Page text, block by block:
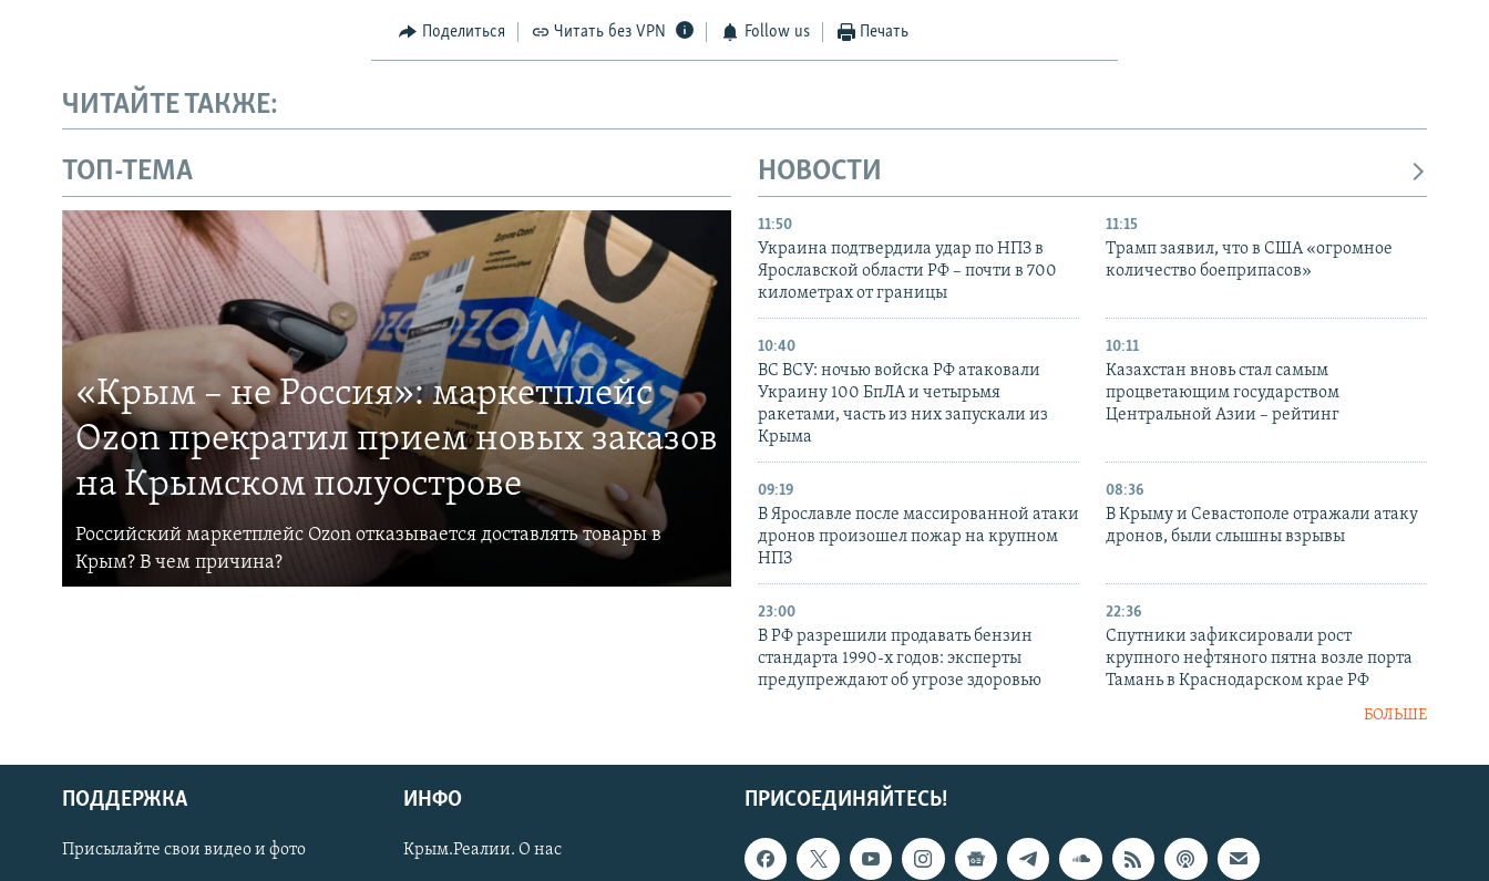
Українською
Поделиться Читать без VPN Follow us Печать
ЧИТАЙТЕ ТАКЖЕ:
ТОП-ТЕМА
«Крым – не Россия»: маркетплейс
Ozon прекратил прием новых заказов
на Крымском полуострове
Российский маркетплейс Ozon отказывается доставлять товары в
Крым? В чем причина?
НОВОСТИ
11:50
Украина подтвердила удар по НПЗ в
Ярославской области РФ – почти в 700
километрах от границы
11:15
Трамп заявил, что в США «огромное
количество боеприпасов»
10:40
ВС ВСУ: ночью войска РФ атаковали
Украину 100 БпЛА и четырьмя
ракетами, часть из них запускали из
Крыма
10:11
Казахстан вновь стал самым
процветающим государством
Центральной Азии – рейтинг
09:19
В Ярославле после массированной атаки
дронов произошел пожар на крупном
НПЗ
08:36
В Крыму и Севастополе отражали атаку
дронов, были слышны взрывы
23:00
В РФ разрешили продавать бензин
стандарта 1990-х годов: эксперты
предупреждают об угрозе здоровью
22:36
Спутники зафиксировали рост
крупного нефтяного пятна возле порта
Тамань в Краснодарском крае РФ
БОЛЬШЕ
ПРИСОЕДИНЯЙТЕСЬ!
ПОДДЕРЖКА
Присылайте свои видео и фото
ИНФО
Крым.Реалии. О нас